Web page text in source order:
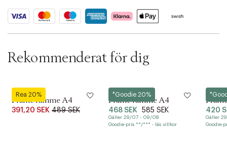
Rekommenderat för dig
Rea 20%
Moebe
Frame ramme A4
391,20 SEK 489 SEK
*Goodie 20%
Moebe
Frame ramme A4
468 SEK 585 SEK
Gäller 29/07 - 09/08
Goodie-pris **/*** - läs villkor
Moebe
420
Gäller
Goodie-